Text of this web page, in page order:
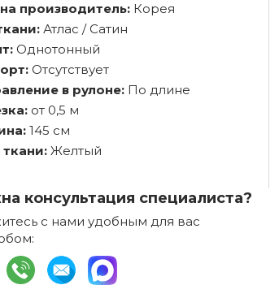
производитель: Корея
Атлас / Сатин
Однотонный
Отсутствует
в рулоне: По длине
от 0,5 м
145 см
ткани: Желтый
консультация специалиста?
с нами удобным для вас